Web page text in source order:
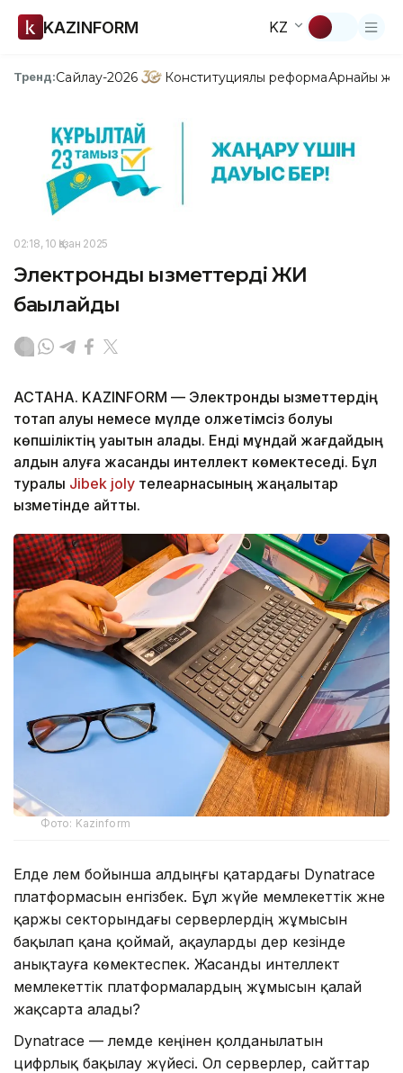
KAZINFORM KZ
Тренд:Сайлау-2026 Конституциялық реформаАрнайы
02:18, 10 Қазан 2025
Электронды қызметтерді ЖИ
бақылайды
АСТАНА. KAZINFORM — Электронды қызметтердің
тоқтап қалуы немесе мүлде қолжетімсіз болуы
көпшіліктің уақытын алады. Енді мұндай жағдайдың
алдын алуға жасанды интеллект көмектеседі. Бұл
туралы Jibek joly телеарнасының жаңалықтар
қызметінде айтты.
Фото: Kazinform
Елде әлем бойынша алдыңғы қатардағы Dynatrace
платформасын енгізбек. Бұл жүйе мемлекеттік және
қаржы секторындағы серверлердің жұмысын
бақылап қана қоймай, ақауларды дер кезінде
анықтауға көмектеспек. Жасанды интеллект
мемлекеттік платформалардың жұмысын қалай
жақсарта алады?
Dynatrace — әлемде кеңінен қолданылатын
цифрлық бақылау жүйесі. Ол серверлер, сайттар